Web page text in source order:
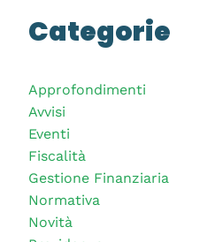
Categorie
Approfondimenti
Avvisi
Eventi
Fiscalità
Gestione Finanziaria
Normativa
Novità